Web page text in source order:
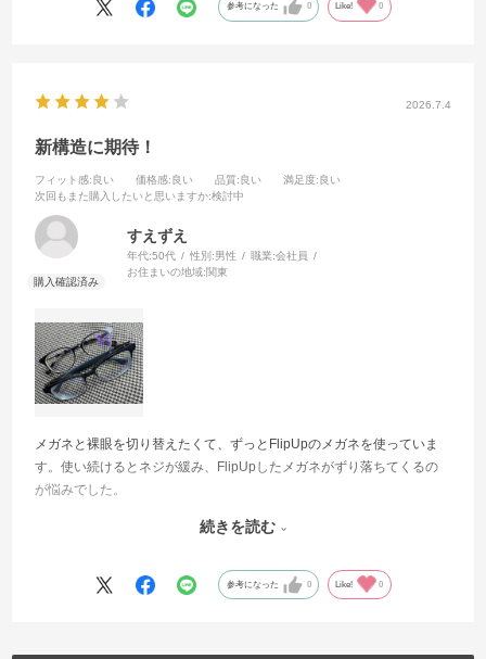
参考になった 0 Like! 0
2026.7.4
新構造に期待！
フィット感:良い 価格感:良い 品質:良い 満足度:良い
次回もまた購入したいと思いますか:検討中
すえずえ
年代:50代 性別:男性 職業:会社員
お住まいの地域:関東
メガネと裸眼を切り替えたくて、ずっとFlipUpのメガネを使っていま
す。使い続けるとネジが緩み、FlipUpしたメガネがずり落ちてくるの
が悩みでした。
この新構造のは留金？があり、FlipUpしたまま簡易固定してくれま
ガネのツルも同じ構造なので、同じくネジ緩みに悩まされなくて済む
続きを読む
参考になった 0 Like! 0